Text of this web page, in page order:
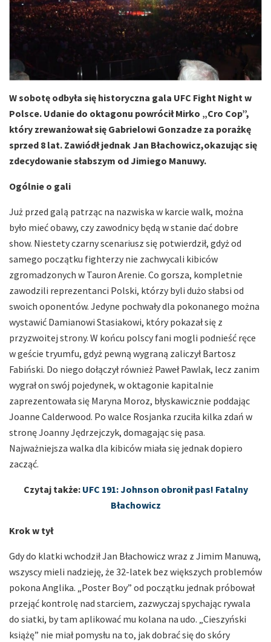
W sobotę odbyła się historyczna gala UFC Fight Night w
Polsce. Udanie do oktagonu powrócił Mirko „Cro Cop”,
który zrewanżował się Gabrielowi Gonzadze za porażkę
sprzed 8 lat. Zawiódł jednak Jan Błachowicz,okazując się
zdecydowanie słabszym od Jimiego Manuwy.
Ogólnie o gali
Już przed galą patrząc na nazwiska w karcie walk, można
było mieć obawy, czy zawodnicy będą w stanie dać dobre
show. Niestety czarny scenariusz się potwierdził, gdyż od
samego początku fighterzy nie zachwycali kibiców
zgromadzonych w Tauron Arenie. Co gorsza, kompletnie
zawodzili reprezentanci Polski, którzy byli dużo słabsi od
swoich oponentów. Jedyne pochwały dla pokonanego można
wystawić Damianowi Stasiakowi, który pokazał się z
przyzwoitej strony. W końcu polscy fani mogli podnieść ręce
w geście tryumfu, gdyż pewną wygraną zaliczył Bartosz
Fabiński. Do niego dołączył również Paweł Pawlak, lecz zanim
wygrał on swój pojedynek, w oktagonie kapitalnie
zaprezentowała się Maryna Moroz, błyskawicznie poddając
Joanne Calderwood. Po walce Rosjanka rzuciła kilka zdań w
stronę Joanny Jędrzejczyk, domagając się pasa.
Najważniejsza walka dla kibiców miała się jednak dopiero
zacząć.
Czytaj także: UFC 191: Johnson obronił pas! Fatalny
Błachowicz
Krok w tył
Gdy do klatki wchodził Jan Błachowicz wraz z Jimim Manuwą,
wszyscy mieli nadzieję, że 32-latek bez większych problemów
pokona Anglika. „Poster Boy” od początku jednak próbował
przejąć kontrolę nad starciem, zazwyczaj spychając rywala
do siatki, by tam aplikować mu kolana na udo. „Cieszyński
książę” nie miał pomysłu na to, jak dobrać się do skóry